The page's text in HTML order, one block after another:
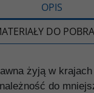
OPIS
DO
żyją w
do